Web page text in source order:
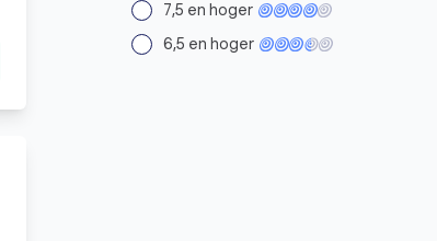
7,5 en hoger
6,5 en hoger